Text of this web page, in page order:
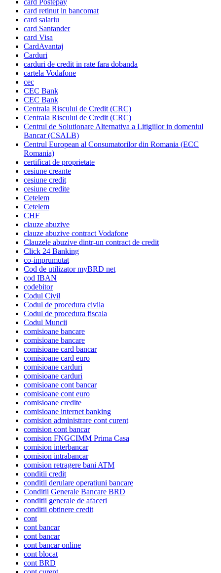
card retinut in bancomat
card salariu
card Santander
card Visa
CardAvantaj
Carduri
carduri de credit in rate fara dobanda
cartela Vodafone
cec
CEC Bank
CEC Bank
Centrala Riscului de Credit (CRC)
Centrala Riscului de Credit (CRC)
Centrul de Solutionare Alternativa a Litigiilor in domeniul
Bancar (CSALB)
Centrul European al Consumatorilor din Romania (ECC
Romania)
certificat de proprietate
cesiune creante
cesiune credit
cesiune credite
Cetelem
Cetelem
CHF
clauze abuzive
clauze abuzive contract Vodafone
Clauzele abuzive dintr-un contract de credit
Click 24 Banking
co-imprumutat
Cod de utilizator myBRD net
cod IBAN
codebitor
Codul Civil
Codul de procedura civila
Codul de procedura fiscala
Codul Muncii
comisioane bancare
comisioane bancare
comisioane card bancar
comisioane card euro
comisioane carduri
comisioane carduri
comisioane cont bancar
comisioane cont euro
comisioane credite
comisioane internet banking
comision administrare cont curent
comision cont bancar
comision FNGCIMM Prima Casa
comision interbancar
comision intrabancar
comision retragere bani ATM
conditii credit
conditii derulare operatiuni bancare
Conditii Generale Bancare BRD
conditii generale de afaceri
conditii obtinere credit
cont
cont bancar
cont bancar
cont bancar online
cont blocat
cont BRD